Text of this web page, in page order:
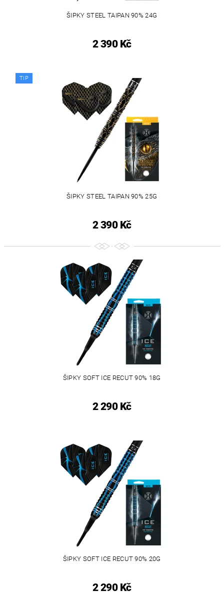
ŠIPKY STEEL TAIPAN 90% 24G
2 390 Kč
TIP
ŠIPKY STEEL TAIPAN 90% 25G
2 390 Kč
ŠIPKY SOFT ICE RECUT 90% 18G
2 290 Kč
ŠIPKY SOFT ICE RECUT 90% 20G
2 290 Kč